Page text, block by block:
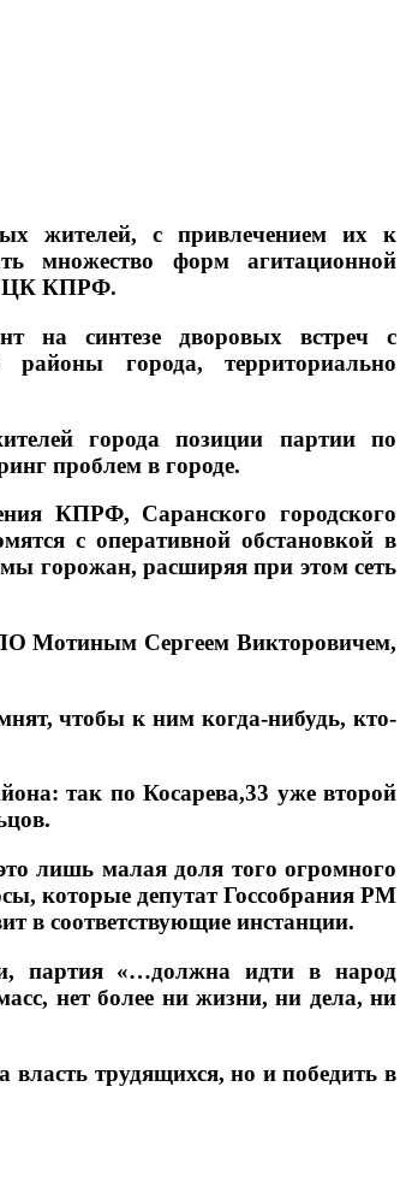
жителей, с привлечением их к
множество форм агитационной
ЦК КПРФ.
на синтезе дворовых встреч с
города, территориально
города позиции партии по
проблем в городе.
КПРФ, Саранского городского
с оперативной обстановкой в
горожан, расширяя при этом сеть
Мотиным Сергеем Викторовичем,
чтобы к ним когда-нибудь, кто-
так по Косарева,33 уже второй
лишь малая доля того огромного
которые депутат Госсобрания РМ
в соответствующие инстанции.
партия «…должна идти в народ
нет более ни жизни, ни дела, ни
трудящихся, но и победить в